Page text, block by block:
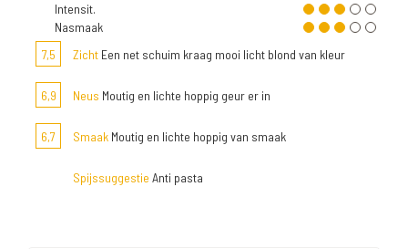
Intensit.
Nasmaak
7,5
Zicht Een net schuim kraag mooi licht blond van kleur
6,9 Neus Moutig en lichte hoppig geur er in
6,7 Smaak Moutig en lichte hoppig van smaak
Spijssuggestie Anti pasta